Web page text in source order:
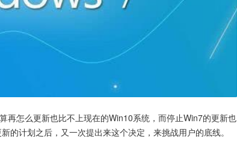
再怎么更新也比不上现在的Win10系统，而停止Win7的更新也
计划之后，又一次提出来这个决定，来挑战用户的底线。